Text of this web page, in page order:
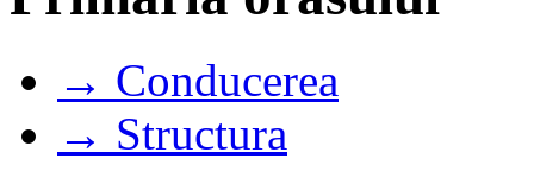
→ Conducerea
→ Structura